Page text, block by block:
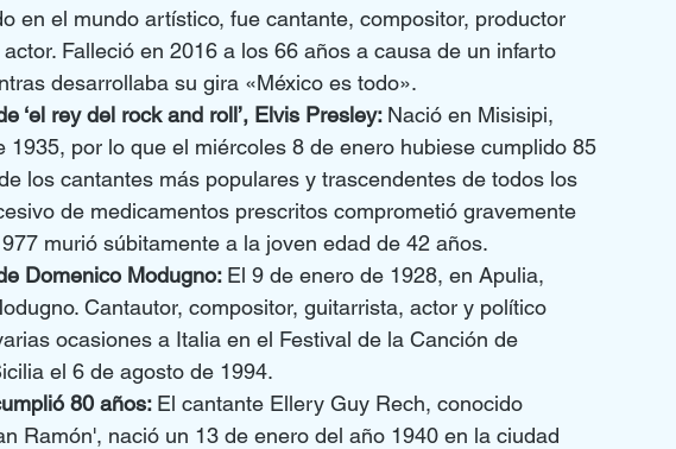
en el mundo artístico, fue cantante, compositor, productor
Falleció en 2016 a los 66 años a causa de un infarto
desarrollaba su gira «México es todo».
‘el rey del rock and roll’, Elvis Presley: Nació en Misisipi,
1935, por lo que el miércoles 8 de enero hubiese cumplido 85
los cantantes más populares y trascendentes de todos los
de medicamentos prescritos comprometió gravemente
murió súbitamente a la joven edad de 42 años.
Domenico Modugno: El 9 de enero de 1928, en Apulia,
Cantautor, compositor, guitarrista, actor y político
ocasiones a Italia en el Festival de la Canción de
el 6 de agosto de 1994.
80 años: El cantante Ellery Guy Rech, conocido
Ramón', nació un 13 de enero del año 1940 en la ciudad